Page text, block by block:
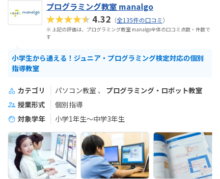
プログラミング教室 manalgo
★★★★★4.32 （全135件の口コミ）
※ 上記の評価は、プログラミング教室 manalgo全体の口コミ点数・件数で
す
小学生から通える！ジュニア・プログラミング検定対応の個別
指導教室
カテゴリ パソコン教室
プログラミング・ロボット教室
授業形式
個別指導
対象学年
小学1年生～中学3年生